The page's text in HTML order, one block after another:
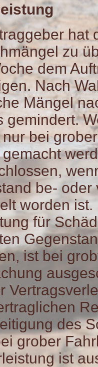
hat
zu
dem
Nach
Mängel
gemindert.
bei
be-
worden ist.
für
ist bei
des
grober
ist